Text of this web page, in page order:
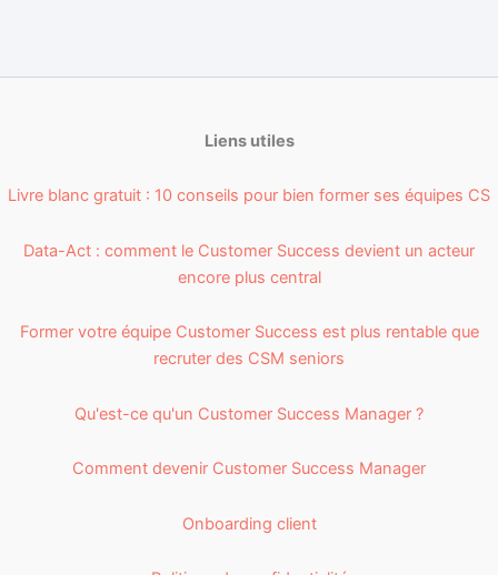
Liens utiles
Livre blanc gratuit : 10 conseils pour bien former ses équipes CS
Data-Act : comment le Customer Success devient un acteur
encore plus central
Former votre équipe Customer Success est plus rentable que
recruter des CSM seniors
Qu'est-ce qu'un Customer Success Manager ?
Comment devenir Customer Success Manager
Onboarding client